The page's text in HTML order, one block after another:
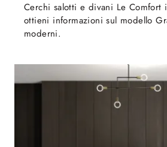
Cerchi salotti e divani Le Comfort
ottieni informazioni sul modello
moderni.